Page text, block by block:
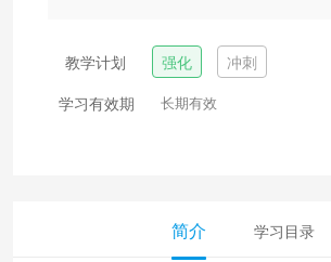
教学计划 强化
冲刺
学习有效期
长期有效
简介 学习目录